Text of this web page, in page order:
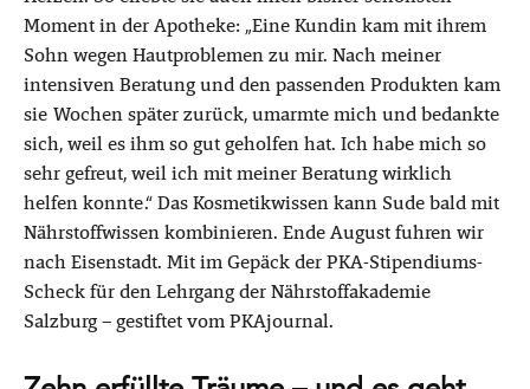
Moment in der Apotheke: „Eine Kundin kam mit ihrem
Sohn wegen Hautproblemen zu mir. Nach meiner
intensiven Beratung und den passenden Produkten kam
sie Wochen später zurück, umarmte mich und bedankte
sich, weil es ihm so gut geholfen hat. Ich habe mich so
sehr gefreut, weil ich mit meiner Beratung wirklich
helfen konnte.“ Das Kosmetikwissen kann Sude bald mit
Nährstoffwissen kombinieren. Ende August fuhren wir
nach Eisenstadt. Mit im Gepäck der PKA-Stipendiums-
Scheck für den Lehrgang der Nährstoffakademie
Salzburg – gestiftet vom PKAjournal.